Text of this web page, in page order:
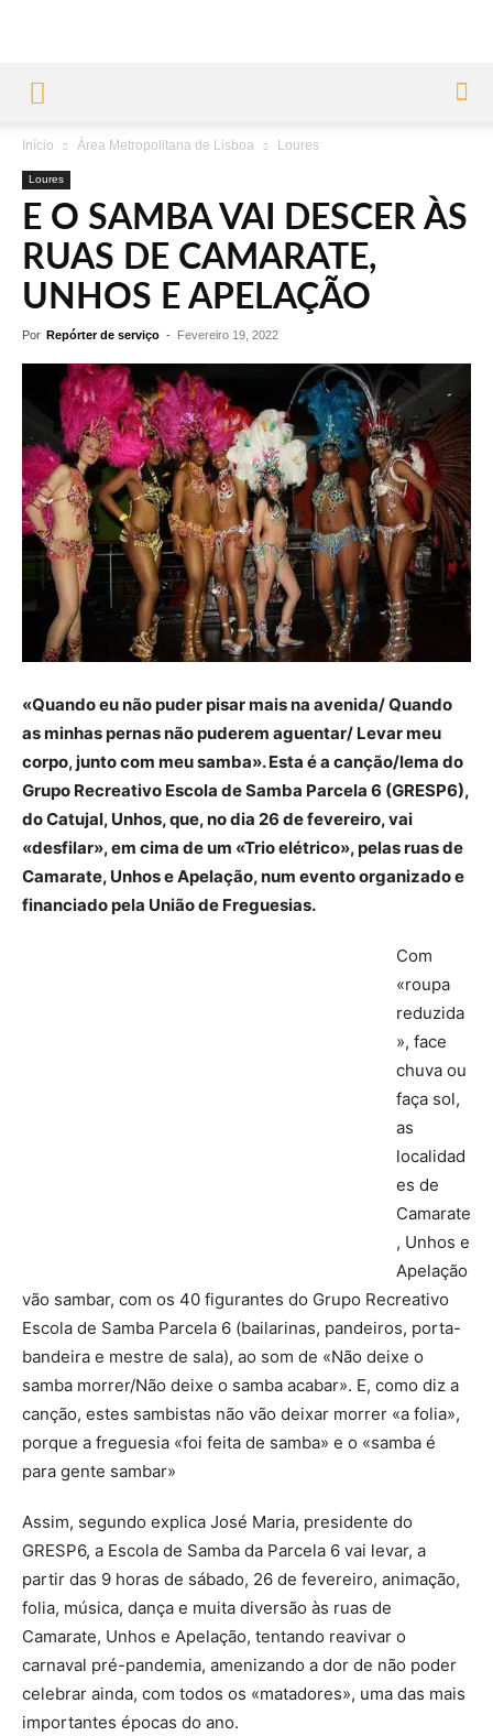
Início Área Metropolitana de Lisboa Loures
Loures
E O SAMBA VAI DESCER ÀS
RUAS DE CAMARATE,
UNHOS E APELAÇÃO
Por Repórter de serviço - Fevereiro 19, 2022
«Quando eu não puder pisar mais na avenida/ Quando
as minhas pernas não puderem aguentar/ Levar meu
corpo, junto com meu samba». Esta é a canção/lema do
Grupo Recreativo Escola de Samba Parcela 6 (GRESP6),
do Catujal, Unhos, que, no dia 26 de fevereiro, vai
«desfilar», em cima de um «Trio elétrico», pelas ruas de
Camarate, Unhos e Apelação, num evento organizado e
financiado pela União de Freguesias.
Com
«roupa
reduzida
», face
chuva ou
faça sol,
as
localidad
es de
Camarate
, Unhos e
Apelação
vão sambar, com os 40 figurantes do Grupo Recreativo
Escola de Samba Parcela 6 (bailarinas, pandeiros, porta-
bandeira e mestre de sala), ao som de «Não deixe o
samba morrer/Não deixe o samba acabar». E, como diz a
canção, estes sambistas não vão deixar morrer «a folia»,
porque a freguesia «foi feita de samba» e o «samba é
para gente sambar»
Assim, segundo explica José Maria, presidente do
GRESP6, a Escola de Samba da Parcela 6 vai levar, a
partir das 9 horas de sábado, 26 de fevereiro, animação,
folia, música, dança e muita diversão às ruas de
Camarate, Unhos e Apelação, tentando reavivar o
carnaval pré-pandemia, amenizando a dor de não poder
celebrar ainda, com todos os «matadores», uma das mais
importantes épocas do ano.